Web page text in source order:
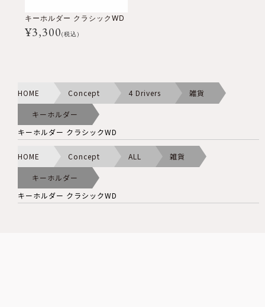
キーホルダー クラシックWD
¥3,300(税込)
HOME Concept 4 Drivers 雑貨
キーホルダー
キーホルダー クラシックWD
HOME Concept ALL 雑貨
キーホルダー
キーホルダー クラシックWD